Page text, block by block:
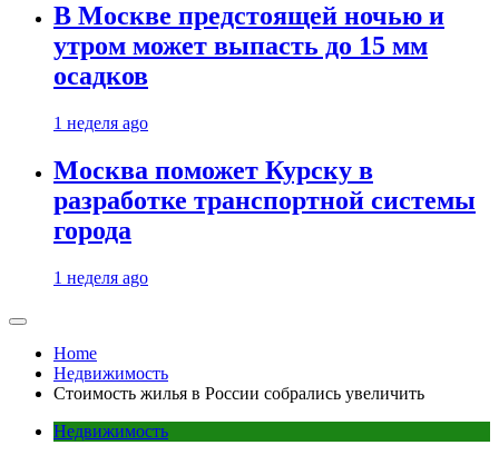
В Москве предстоящей ночью и
утром может выпасть до 15 мм
осадков
1 неделя ago
Москва поможет Курску в
разработке транспортной системы
города
1 неделя ago
Home
Недвижимость
Стоимость жилья в России собрались увеличить
Недвижимость